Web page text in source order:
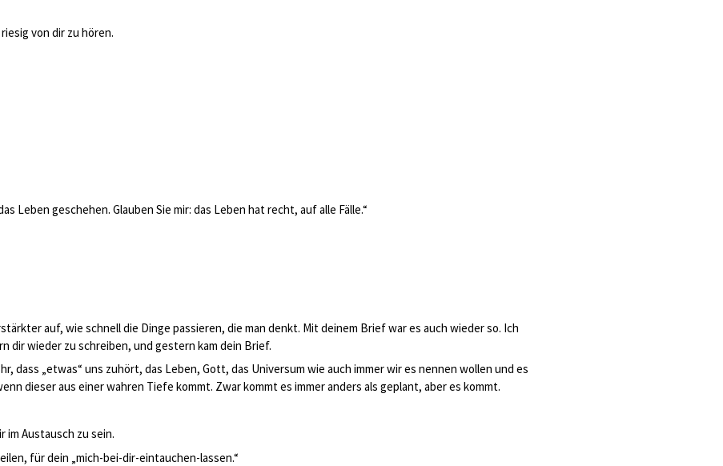
von dir zu hören.
Leben geschehen. Glauben Sie mir: das Leben hat recht, auf alle Fälle.“
auf, wie schnell die Dinge passieren, die man denkt. Mit deinem Brief war es auch wieder so. Ich
dir wieder zu schreiben, und gestern kam dein Brief.
dass „etwas“ uns zuhört, das Leben, Gott, das Universum wie auch immer wir es nennen wollen und es
dieser aus einer wahren Tiefe kommt. Zwar kommt es immer anders als geplant, aber es kommt.
im Austausch zu sein.
für dein „mich-bei-dir-eintauchen-lassen.“